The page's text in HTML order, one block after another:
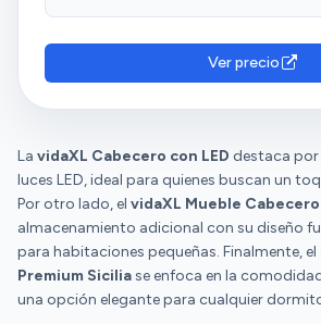
Lo que más me gusta: ✅ Calidad del
polipiel/tela es suave al tacto,
limpiar, ideal para el día a día. ✅
perfecto para leer o relajarse en la
sencilla: Viene con instrucciones
fácilmente en la mayoría de camas.
colores: Permite elegir el tono que
la decoración de tu habitación. A
Asegúrate de medir el espacio
comprarlo, ya que su tamaño puede
Ver precio
La vidaXL Cabecero con LED destaca
luces LED, ideal para quienes buscan un
Por otro lado, el vidaXL Mueble
almacenamiento adicional con su diseño
para habitaciones pequeñas. Finalmente, el
Premium Siciliase enfoca en la
una opción elegante para cualquier